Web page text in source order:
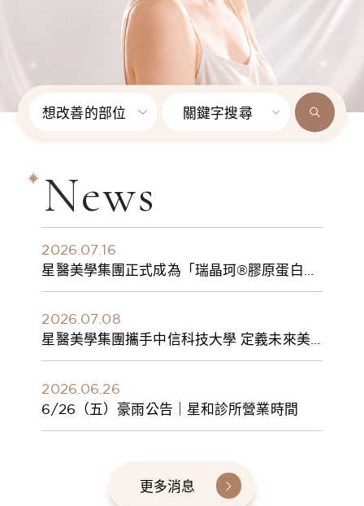
想改善的部位 關鍵字搜尋
News
2026.07.16
星醫美學集團正式成為「瑞晶珂®膠原蛋白植
入劑」台灣獨家總代理
2026.07.08
星醫美學集團攜手中信科技大學 定義未來美
學人才新標準 建構健康美學產學共育模式 串
2026.06.26
6/26（五）豪雨公告｜星和診所營業時間
更多消息